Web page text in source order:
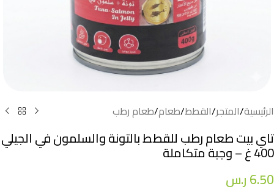
الرئيسية/المتجر/القطط/طعام/طعام رطب
تاي بيت طعام رطب للقطط بالتونة والسلمون في الجيلي
400 غ – وجبة متكاملة
6.50ر.س